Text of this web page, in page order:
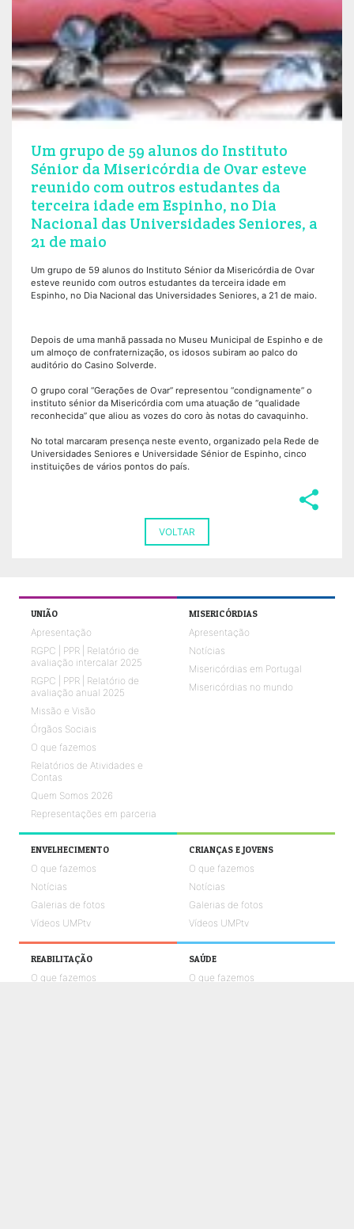
Um grupo de 59 alunos do Instituto
Sénior da Misericórdia de Ovar esteve
reunido com outros estudantes da
terceira idade em Espinho, no Dia
Nacional das Universidades Seniores, a
21 de maio
Um grupo de 59 alunos do Instituto Sénior da Misericórdia de Ovar
esteve reunido com outros estudantes da terceira idade em
Espinho, no Dia Nacional das Universidades Seniores, a 21 de maio.
Depois de uma manhã passada no Museu Municipal de Espinho e de
um almoço de confraternização, os idosos subiram ao palco do
auditório do Casino Solverde.
O grupo coral “Gerações de Ovar” representou “condignamente” o
instituto sénior da Misericórdia com uma atuação de “qualidade
reconhecida” que aliou as vozes do coro às notas do cavaquinho.
No total marcaram presença neste evento, organizado pela Rede de
Universidades Seniores e Universidade Sénior de Espinho, cinco
instituições de vários pontos do país.
share
VOLTAR
UNIÃO
Apresentação
RGPC | PPR | Relatório de
avaliação intercalar 2025
RGPC | PPR | Relatório de
avaliação anual 2025
Missão e Visão
Órgãos Sociais
O que fazemos
Relatórios de Atividades e
Contas
Quem Somos 2026
Representações em parceria
MISERICÓRDIAS
Apresentação
Notícias
Misericórdias em Portugal
Misericórdias no mundo
ENVELHECIMENTO
O que fazemos
Notícias
Galerias de fotos
Vídeos UMPtv
CRIANÇAS E JOVENS
O que fazemos
Notícias
Galerias de fotos
Vídeos UMPtv
REABILITAÇÃO
O que fazemos
SAÚDE
O que fazemos